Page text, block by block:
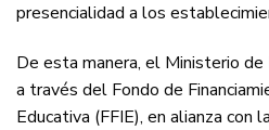
presencialidad a los
De esta manera, el Ministerio de
a través del Fondo de
Educativa (FFIE), en alianza con